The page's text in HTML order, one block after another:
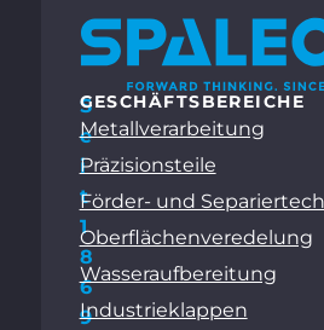
S
e
i
t
1
8
6
9
GESCHÄFTSBEREICHE
Metallverarbeitung
Präzisionsteile
Förder- und
Oberflächenveredelung
Wasseraufbereitung
Industrieklappen